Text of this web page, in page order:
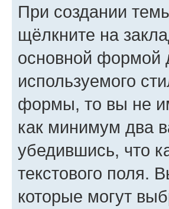
При создании
щёлкните на
основной формой
используемого
формы, то вы не
как минимум два
убедившись, что
текстового поля.
которые могут